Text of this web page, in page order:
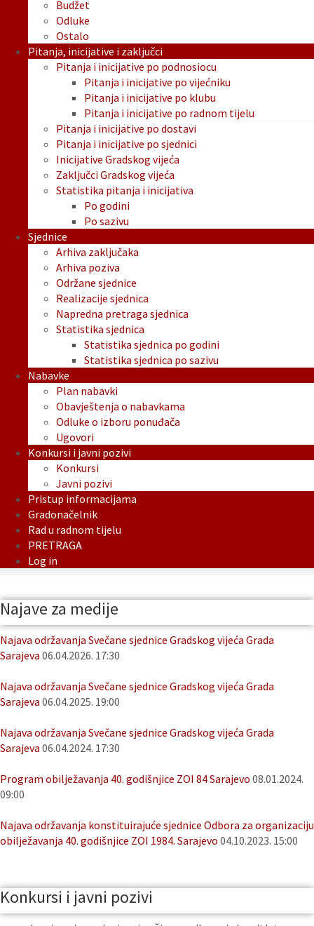
Budžet
Odluke
Ostalo
Pitanja, inicijative i zaključci
Pitanja i inicijative po podnosiocu
Pitanja i inicijative po vijećniku
Pitanja i inicijative po klubu
Pitanja i inicijative po radnom tijelu
Pitanja i inicijative po dostavi
Pitanja i inicijative po sjednici
Inicijative Gradskog vijeća
Zaključci Gradskog vijeća
Statistika pitanja i inicijativa
Po godini
Po sazivu
Sjednice
Arhiva zaključaka
Arhiva poziva
Održane sjednice
Realizacije sjednica
Napredna pretraga sjednica
Statistika sjednica
Statistika sjednica po godini
Statistika sjednica po sazivu
Nabavke
Plan nabavki
Obavještenja o nabavkama
Odluke o izboru ponuđača
Ugovori
Konkursi i javni pozivi
Konkursi
Javni pozivi
Pristup informacijama
Gradonačelnik
Rad u radnom tijelu
PRETRAGA
Log in
Najave za medije
Najava održavanja Svečane sjednice Gradskog vijeća Grada
Sarajeva 06.04.2026. 17:30
Najava održavanja Svečane sjednice Gradskog vijeća Grada
Sarajeva 06.04.2025. 19:00
Najava održavanja Svečane sjednice Gradskog vijeća Grada
Sarajeva 06.04.2024. 17:30
Program obilježavanja 40. godišnjice ZOI 84 Sarajevo 08.01.2024.
09:00
Najava održavanja konstituirajuće sjednice Odbora za organizaciju
obilježavanja 40. godišnjice ZOI 1984. Sarajevo 04.10.2023. 15:00
Konkursi i javni pozivi